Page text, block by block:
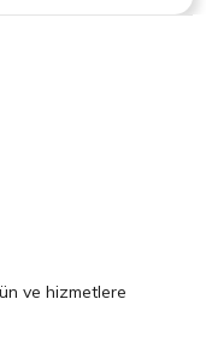
ve hizmetlere